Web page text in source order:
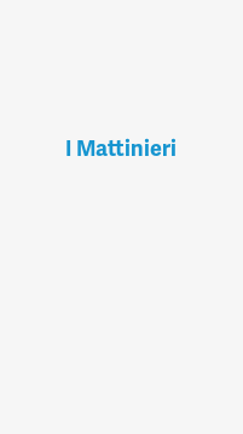
I Mattinieri